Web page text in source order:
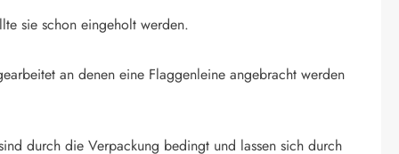
sie schon eingeholt werden.
an denen eine Flaggenleine angebracht werden
durch die Verpackung bedingt und lassen sich durch